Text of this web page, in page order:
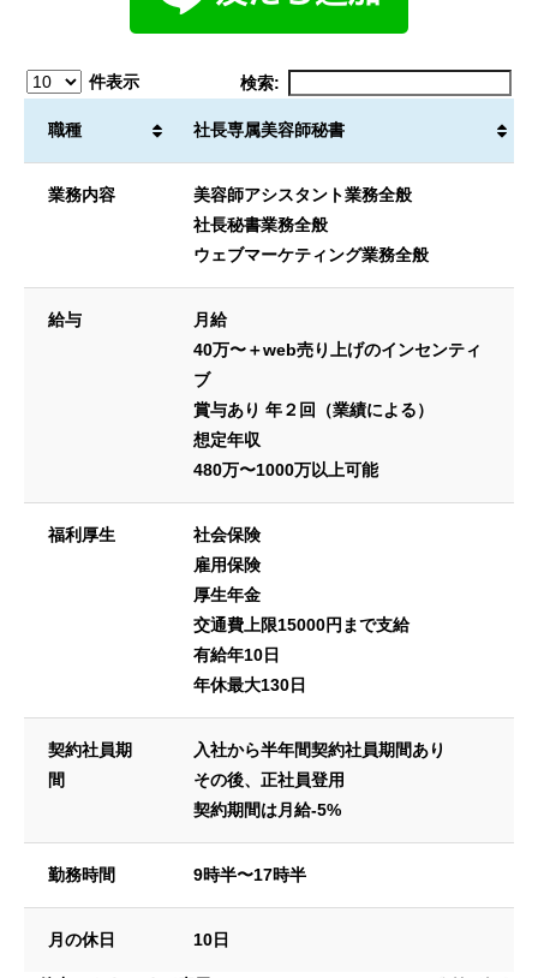
件表示 検索:
職種 社長専属美容師秘書
業務内容
美容師アシスタント業務全般
社長秘書業務全般
ウェブマーケティング業務全般
給与
月給
40万〜＋web売り上げのインセンティ
ブ
賞与あり 年２回（業績による）
想定年収
480万〜1000万以上可能
福利厚生
社会保険
雇用保険
厚生年金
交通費上限15000円まで支給
有給年10日
年休最大130日
契約社員期
間
入社から半年間契約社員期間あり
その後、正社員登用
契約期間は月給-5%
勤務時間 9時半〜17時半
月の休日 10日